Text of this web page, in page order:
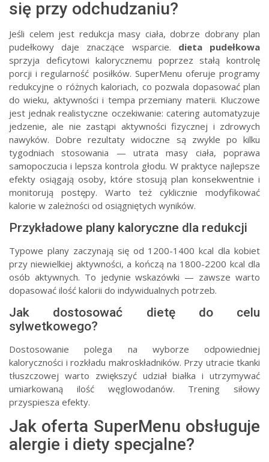
się przy odchudzaniu?
Jeśli celem jest redukcja masy ciała, dobrze dobrany plan
pudełkowy daje znaczące wsparcie. dieta pudełkowa
sprzyja deficytowi kalorycznemu poprzez stałą kontrolę
porcji i regularność posiłków. SuperMenu oferuje programy
redukcyjne o różnych kaloriach, co pozwala dopasować plan
do wieku, aktywności i tempa przemiany materii. Kluczowe
jest jednak realistyczne oczekiwanie: catering automatyzuje
jedzenie, ale nie zastąpi aktywności fizycznej i zdrowych
nawyków. Dobre rezultaty widoczne są zwykle po kilku
tygodniach stosowania — utrata masy ciała, poprawa
samopoczucia i lepsza kontrola głodu. W praktyce najlepsze
efekty osiągają osoby, które stosują plan konsekwentnie i
monitorują postępy. Warto też cyklicznie modyfikować
kalorie w zależności od osiągniętych wyników.
Przykładowe plany kaloryczne dla redukcji
Typowe plany zaczynają się od 1200-1400 kcal dla kobiet
przy niewielkiej aktywności, a kończą na 1800-2200 kcal dla
osób aktywnych. To jedynie wskazówki — zawsze warto
dopasować ilość kalorii do indywidualnych potrzeb.
Jak dostosować dietę do celu
sylwetkowego?
Dostosowanie polega na wyborze odpowiedniej
kaloryczności i rozkładu makroskładników. Przy utracie tkanki
tłuszczowej warto zwiększyć udział białka i utrzymywać
umiarkowaną ilość węglowodanów. Trening siłowy
przyspiesza efekty.
Jak oferta SuperMenu obsługuje
alergie i diety specjalne?